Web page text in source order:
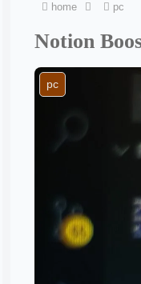
home pc
Notion
pc